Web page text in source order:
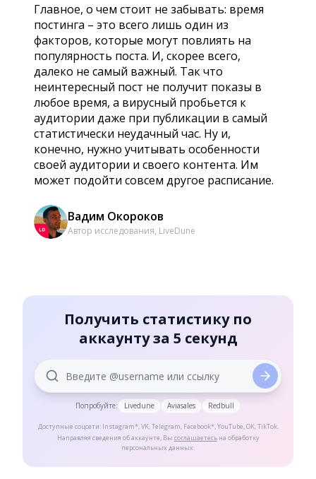
Главное, о чем стоит не забывать: время
постинга – это всего лишь один из
факторов, которые могут повлиять на
популярность поста. И, скорее всего,
далеко не самый важный. Так что
неинтересный пост не получит показы в
любое время, а вирусный пробьется к
аудитории даже при публикации в самый
статистически неудачный час. Ну и,
конечно, нужно учитывать особенности
своей аудитории и своего контента. Им
может подойти совсем другое расписание.
Вадим Окороков
Автор исследования, LiveDune